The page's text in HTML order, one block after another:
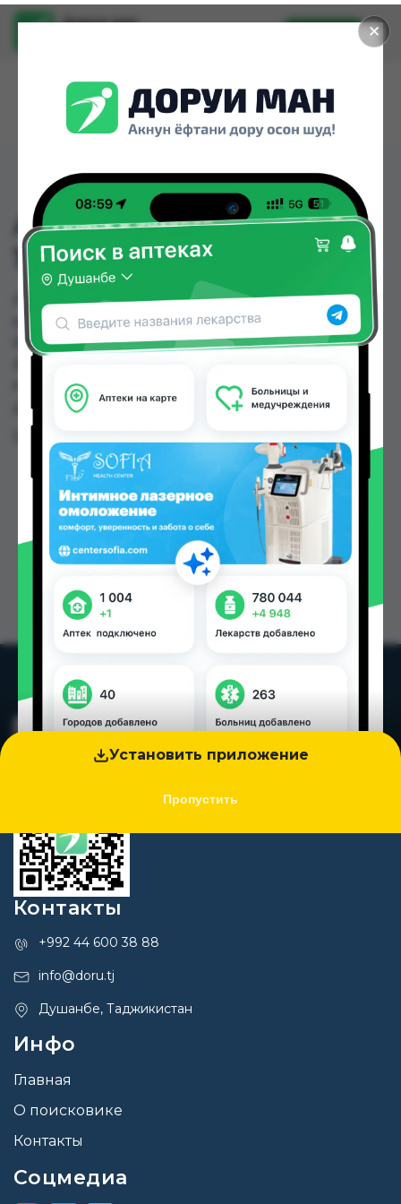
✕
Установить приложение
Пропустить
Доруи ман
Установить
АЛФОТИЛИН АМП
1000МГ 4МЛ №3
АЛФОТИЛИН АМП 1000МГ 4МЛ №3 можно
купить или заказать в аптеках, Саховати
Истаравшан, Абубакри Карим, АЗИЗ ВАКО ,
по цене от 140.00 TJS до 174.80 TJS в Душанбе и
других городах Таджикистана
Контакты
+992 44 600 38 88
info@doru.tj
Душанбе, Таджикистан
Инфо
Главная
О поисковике
Контакты
Соцмедиа